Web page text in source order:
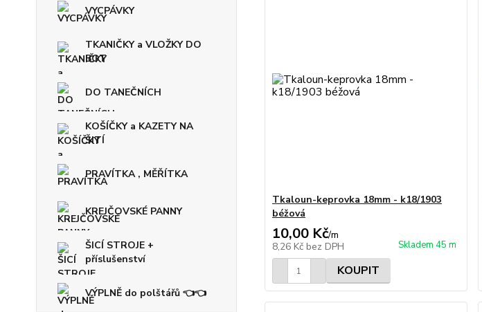
VYCPÁVKY
TKANIČKY a VLOŽKY DO
BOT
DO TANEČNÍCH
KOŠÍČKY a KAZETY NA
ŠITÍ
PRAVÍTKA , MĚŘÍTKA
KREJČOVSKÉ PANNY
ŠICÍ STROJE +
příslušenství
VÝPLNĚ do polštářů 👈👈
Tkaloun-keprovka 18mm - k18/1903
béžová
10,00 Kč/m
8,26 Kč bez DPH Skladem 45 m
KOUPIT